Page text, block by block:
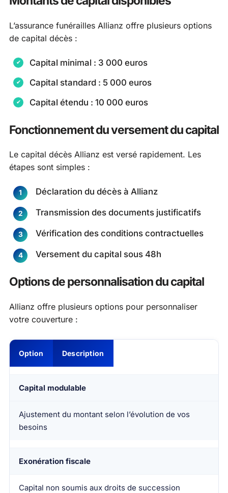
L’assurance funérailles Allianz offre plusieurs options
de capital décès :
Capital minimal : 3 000 euros
Capital standard : 5 000 euros
Capital étendu : 10 000 euros
Fonctionnement du versement du capital
Le capital décès Allianz est versé rapidement. Les
étapes sont simples :
Déclaration du décès à Allianz
Transmission des documents justificatifs
Vérification des conditions contractuelles
Versement du capital sous 48h
Options de personnalisation du capital
Allianz offre plusieurs options pour personnaliser
votre couverture :
Option Description
Capital modulable
Ajustement du montant selon l’évolution de vos
besoins
Exonération fiscale
Capital non soumis aux droits de succession